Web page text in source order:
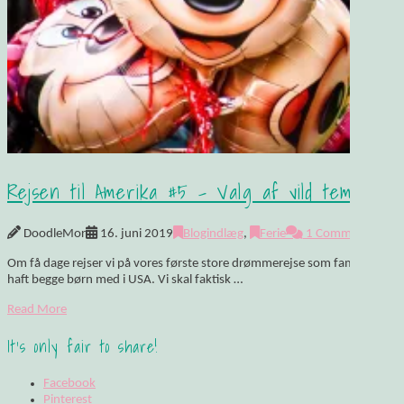
Rejsen til Amerika #5 – Valg af vild temapark
DoodleMor 16. juni 2019 Blogindlæg, Ferie 1 Comment
Om få dage rejser vi på vores første store drømmerejse som familie på
haft begge børn med i USA. Vi skal faktisk …
Read More
It's only fair to share!
Facebook
Pinterest